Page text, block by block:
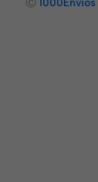
Ⓒ 1000Envíos